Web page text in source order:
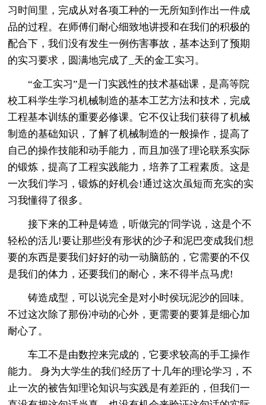
习时间里，完成从对各项工种的一无所知到作出一件成
品的过程。在师傅们耐心细致地讲授和在我们的积极的
配合下，我们没有发生一例伤害事故，基本达到了预期
的实习要求，圆满地完成了_天的金工实习。
“金工实习”是一门实践性的技术基础课，是高等院
校工科学生学习机械制造的基本工艺方法和技术，完成
工程基本训练的重要必修课。它不仅让我们获得了机械
制造的基础知识，了解了机械制造的一般操作，提高了
自己的操作技能和动手能力，而且加强了理论联系实际
的锻炼，提高了工程实践能力，培养了工程素质。这是
一次我们学习，锻炼的好机会!通过这次虽短而充实的实
习我懂得了很多。
接下来的工种是铸造，听做完的'同学说，这是个不
轻松的活儿!要让那些没有形状的沙子和泥巴变成我们想
要的东西是要我们好好的动一动脑筋的，它需要的不仅
是我们的体力，还要我们的耐心，来不得半点马虎!
铸造成型，可以说完全是对小时侯玩泥沙的回味。
不过这次除了那份冲动的心外，更需要的要算是细心加
耐心了。
车工不是由数控来完成的，它要求较高的手工操作
能力。 身为大学生的我们经历了十几年的理论学习，不
止一次的被告知理论知识与实践是有差距的，但我们一